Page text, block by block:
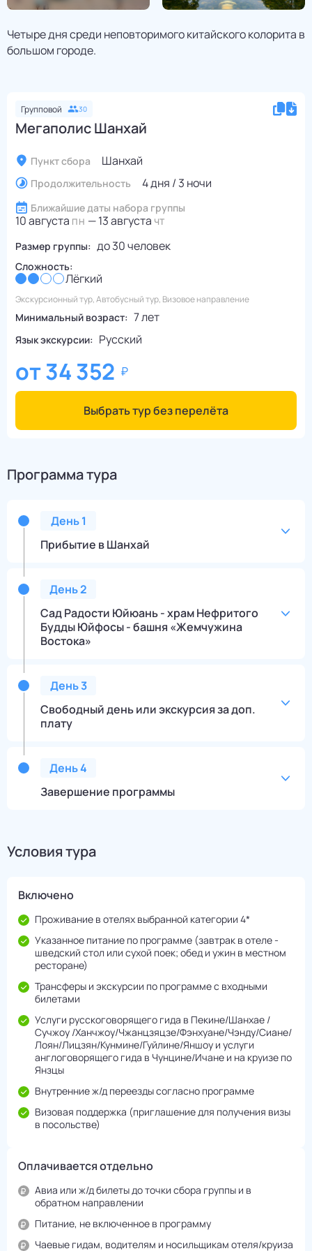
Четыре дня среди неповторимого китайского колорита в
большом городе.
Групповой 30
Мегаполис Шанхай
Пункт сбора Шанхай
Продолжительность 4 дня / 3 ночи
Ближайшие даты набора группы
10 августа ПН —13 августа ЧТ
Размер группы: до30человек
Сложность:
Лёгкий
Экскурсионный тур, Автобусный тур, Визовое направление
Минимальный возраст: 7 лет
Язык экскурсии: Русский
от34 352
Выбрать тур без перелёта
Программа тура
День1
Прибытие в Шанхай
День2
Сад Радости Юйюань - храм Нефритого
Будды Юйфосы - башня «Жемчужина
Востока»
День3
Свободный день или экскурсия за доп.
плату
День4
Завершение программы
Условия тура
Включено
Проживание в отелях выбранной категории 4*
Указанное питание по программе (завтрак в отеле -
шведский стол или сухой поек; обед и ужин в местном
ресторане)
Трансферы и экскурсии по программе с входными
билетами
Услуги русскоговорящего гида в Пекине/Шанхае /
Сучжоу /Ханчжоу/Чжанцзяцзе/Фэнхуане/Чэнду/Cиане/
Лоян/Лицзян/Кунмине/Гуйлине/Яншоу и услуги
англоговорящего гида в Чунцине/Ичане и на круизе по
Янзцы
Внутренние ж/д переезды согласно программе
Визовая поддержка (приглашение для получения визы
в посольстве)
Оплачивается отдельно
Авиа или ж/д билеты до точки сбора группы и в
обратном направлении
Питание, не включенное в программу
Чаевые гидам, водителям и носильщикам отеля/круиза